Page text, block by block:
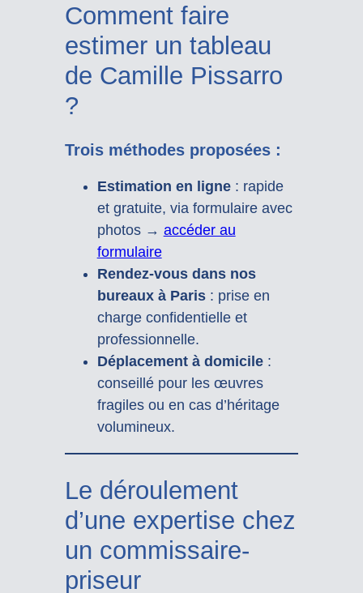
Comment faire
estimer un tableau
de Camille Pissarro
?
Trois méthodes proposées :
Estimation en ligne: rapide
et gratuite, via formulaire avec
photos → accéder au
formulaire
Rendez-vous dans nos
bureaux à Paris: prise en
charge confidentielle et
professionnelle.
Déplacement à domicile:
conseillé pour les œuvres
fragiles ou en cas d’héritage
volumineux.
Le déroulement
d’une expertise chez
un commissaire-
priseur